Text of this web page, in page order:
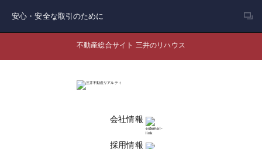
安心・安全な取引のために
不動産総合サイト 三井のリハウス
会社情報
採用情報